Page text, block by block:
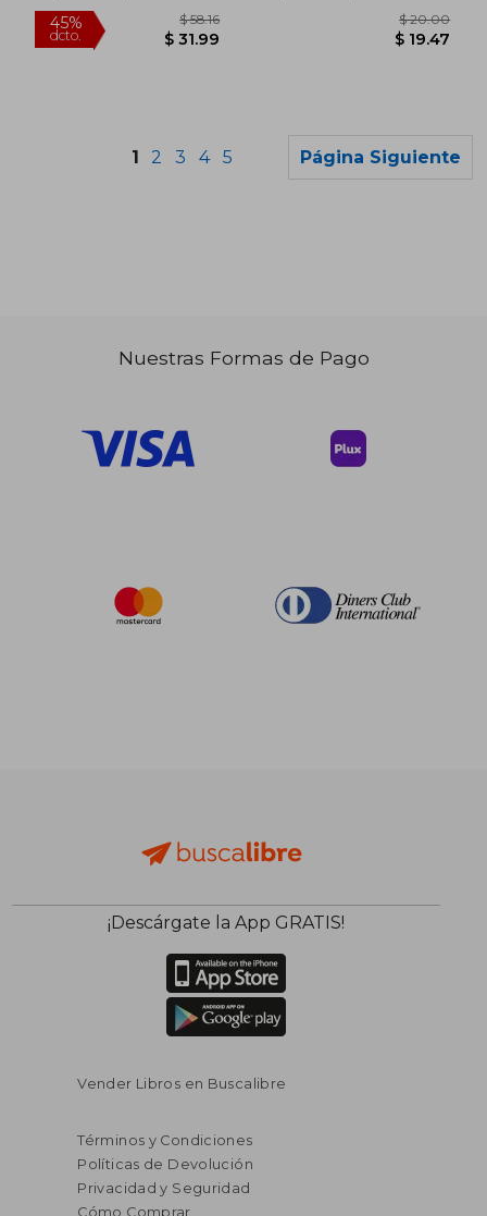
$ 64.18 40%
1 2 3 4 5 Página Siguiente
Nuestras Formas de Pago
¡Descárgate la App GRATIS!
Vender Libros en Buscalibre
Términos y Condiciones
Políticas de Devolución
Privacidad y Seguridad
Cómo Comprar